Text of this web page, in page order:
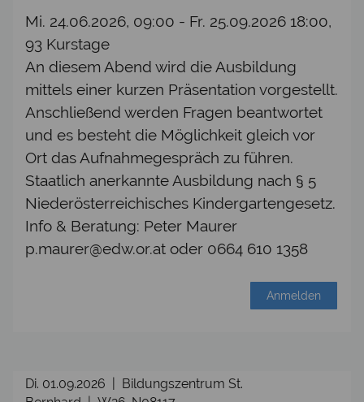
Mi. 24.06.2026, 09:00 - Fr. 25.09.2026 18:00,
93 Kurstage
An diesem Abend wird die Ausbildung
mittels einer kurzen Präsentation vorgestellt.
Anschließend werden Fragen beantwortet
und es besteht die Möglichkeit gleich vor
Ort das Aufnahmegespräch zu führen.
Staatlich anerkannte Ausbildung nach § 5
Niederösterreichisches Kindergartengesetz.
Info & Beratung: Peter Maurer
p.maurer@edw.or.at oder 0664 610 1358
Anmelden
Di. 01.09.2026 | Bildungszentrum St.